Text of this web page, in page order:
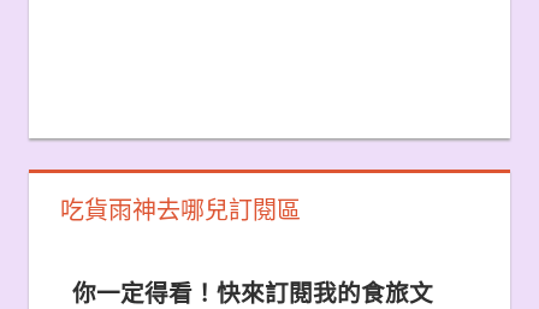
吃貨雨神去哪兒訂閱區
你一定得看！快來訂閱我的食旅文